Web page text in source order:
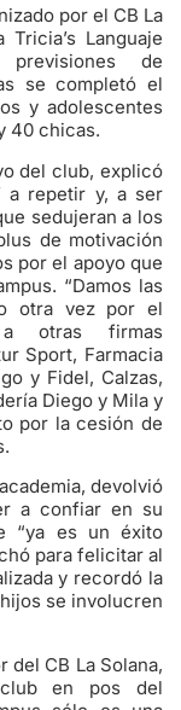
por el CB La
Languaje
de
se completó el
y adolescentes
40 chicas.
del club, explicó
a repetir y, a ser
sedujeran a los
de motivación
por el apoyo que
“Damos las
otra vez por el
a otras firmas
Sport, Farmacia
y Fidel, Calzas,
Diego y Mila y
por la cesión de
devolvió
a confiar en su
“ya es un éxito
para felicitar al
y recordó la
se involucren
del CB La Solana,
en pos del